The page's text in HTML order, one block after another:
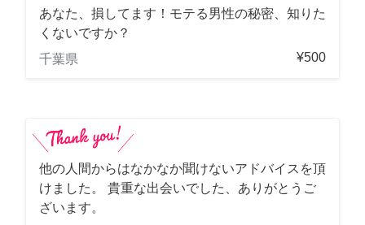
あなた、損してます！モテる男性の秘密、知りた
くないですか？
千葉県
¥500
他の人間からはなかなか聞けないアドバイスを頂
けました。 貴重な出会いでした、ありがとうご
ざいます。